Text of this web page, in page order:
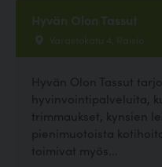
Hyvän Olon Tassut
Varastokatu 4, Raisio
Hyvän Olon Tassut
hyvinvointipalveluita,
trimmaukset, kynsien
pienimuotoista
toimivat myös...